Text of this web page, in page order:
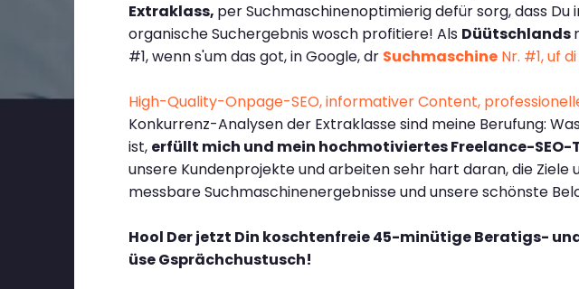
Extraklass, per Suchmaschinenoptimierig defür sorg, dass
organischeSuchergebnis wosch profitiere! Als Düütschlands
#1, wenn s'um das got, in Google, dr Suchmaschine Nr. #1, uf
High-Quality-Onpage-SEO, informativer Content,
Konkurrenz-Analysen der Extraklasse sind meine Berufung:
ist, erfüllt mich und mein hochmotiviertes Freelance-
unsere Kundenprojekte und arbeiten sehr hart daran, die
messbare Suchmaschinenergebnisse und unsere schönste
Hool Der jetzt Din koschtenfreie 45-minütige Beratigs-
üse Gsprächchustusch!